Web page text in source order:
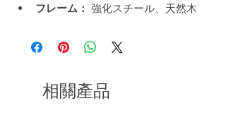
フレーム： 強化スチール、天然木
相關產品